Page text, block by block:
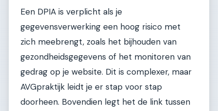
Een DPIA is verplicht als je
gegevensverwerking een hoog risico met
zich meebrengt, zoals het bijhouden van
gezondheidsgegevens of het monitoren van
gedrag op je website. Dit is complexer, maar
AVGpraktijk leidt je er stap voor stap
doorheen. Bovendien legt het de link tussen